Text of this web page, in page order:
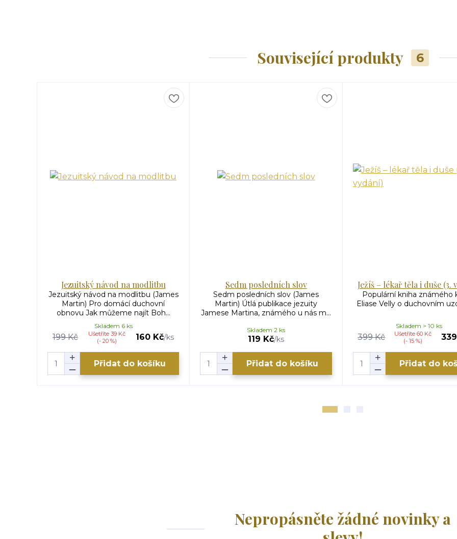
Související produkty 6
Jezuitský návod na modlitbu
Jezuitský návod na modlitbu (James
Martin) Pro domácí duchovní
obnovu Jak můžeme najít Boh...
199 Kč
Ušetříte 39 Kč
(- 20 %)
160 Kč/ks
Skladem 6 ks
Přidat do košíku
Sedm posledních slov
Sedm posledních slov (James
Martin) Útlá publikace jezuity
Jamese Martina, známého u nás m...
119 Kč/ks
Skladem 2 ks
Přidat do košíku
Ježíš – lékař těla i duše (3.
Populární kniha známého
Eliase Velly o duchovním
399 Kč
Ušetříte 60 Kč
(- 15 %)
Skladem > 10 ks
Přidat do
Nepropásněte žádné novinky a